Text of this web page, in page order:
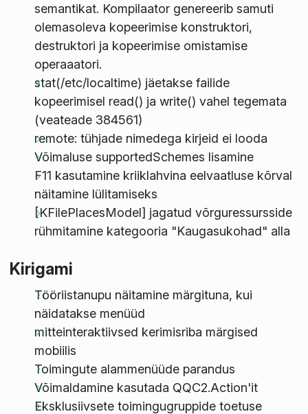
semantikat. Kompilaator genereerib samuti
olemasoleva kopeerimise konstruktori,
destruktori ja kopeerimise omistamise
operaaatori.
stat(/etc/localtime) jäetakse failide
kopeerimisel read() ja write() vahel tegemata
(veateade 384561)
remote: tühjade nimedega kirjeid ei looda
Võimaluse supportedSchemes lisamine
F11 kasutamine kriiklahvina eelvaatluse kõrval
näitamine lülitamiseks
[KFilePlacesModel] jagatud võrguressursside
rühmitamine kategooria "Kaugasukohad" alla
Kirigami
Tööriistanupu näitamine märgituna, kui
näidatakse menüüd
mitteinteraktiivsed kerimisriba märgised
mobiilis
Toimingute alammenüüde parandus
Võimaldamine kasutada QQC2.Action'it
Eksklusiivsete toimingugruppide toetuse